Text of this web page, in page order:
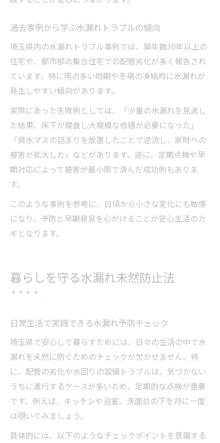
過去事例から学ぶ水漏れトラブルの傾向
埼玉県内の水漏れトラブル事例では、築年数30年以上の
住宅や、都市部の集合住宅での配管劣化が多く報告され
ています。特に雨の多い時期や冬場の凍結時に水漏れが
発生しやすい傾向があります。
実際にあった失敗例としては、「少量の水漏れを見逃し
た結果、床下が腐食し大規模な修繕が必要になった」
「排水マスの詰まりを放置したことで逆流し、家財への
被害が拡大した」などがあります。逆に、定期点検や早
期対応によって被害が最小限で済んだ成功例もありま
す。
このような事例を参考に、日頃から小さな変化にも敏感
になり、予防と早期発見を心がけることが安心生活のカ
ギとなります。
暮らしを守る水漏れ未然防止法
日常生活で実践できる水漏れ予防チェック
埼玉県で安心して暮らすためには、日々の生活の中で水
漏れを未然に防ぐためのチェックが欠かせません。特
に、配管の劣化や水回りの設備トラブルは、気づかない
うちに進行するケースが多いため、定期的な点検が重要
です。例えば、キッチンや浴室、洗面台の下を月に一度
は覗いてみましょう。
具体的には、以下のようなチェックポイントを意識する